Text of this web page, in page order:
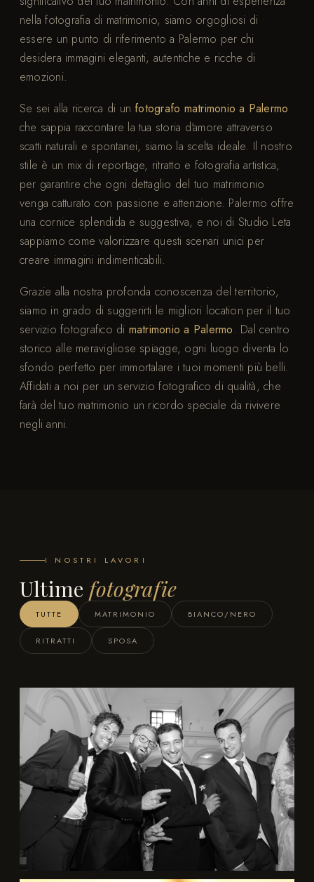
nella fotografia di matrimonio, siamo orgogliosi di
essere un punto di riferimento a Palermo per chi
desidera immagini eleganti, autentiche e ricche di
emozioni.
Se sei alla ricerca di un fotografo matrimonio a Palermo
che sappia raccontare la tua storia d'amore attraverso
scatti naturali e spontanei, siamo la scelta ideale. Il nostro
stile è un mix di reportage, ritratto e fotografia artistica,
per garantire che ogni dettaglio del tuo matrimonio
venga catturato con passione e attenzione. Palermo offre
una cornice splendida e suggestiva, e noi di Studio Leta
sappiamo come valorizzare questi scenari unici per
creare immagini indimenticabili.
Grazie alla nostra profonda conoscenza del territorio,
siamo in grado di suggerirti le migliori location per il tuo
servizio fotografico di matrimonio a Palermo. Dal centro
storico alle meravigliose spiagge, ogni luogo diventa lo
sfondo perfetto per immortalare i tuoi momenti più belli.
Affidati a noi per un servizio fotografico di qualità, che
farà del tuo matrimonio un ricordo speciale da rivivere
negli anni.
I NOSTRI LAVORI
Ultime fotografie
TUTTE MATRIMONIO BIANCO/NERO
RITRATTI SPOSA